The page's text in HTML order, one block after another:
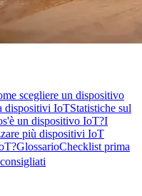
scegliere un dispositivo
dispositivi IoTStatistiche sul
un dispositivo IoT?I
più dispositivi IoT
GlossarioChecklist prima